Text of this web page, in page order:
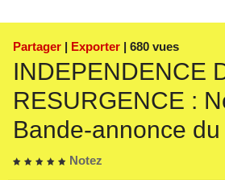
Partager | Exporter | 680 vues
INDEPENDENCE
RESURGENCE :
Bande-annonce
Notez